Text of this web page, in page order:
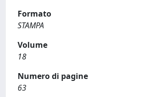
Formato
STAMPA
Volume
18
Numero di pagine
63